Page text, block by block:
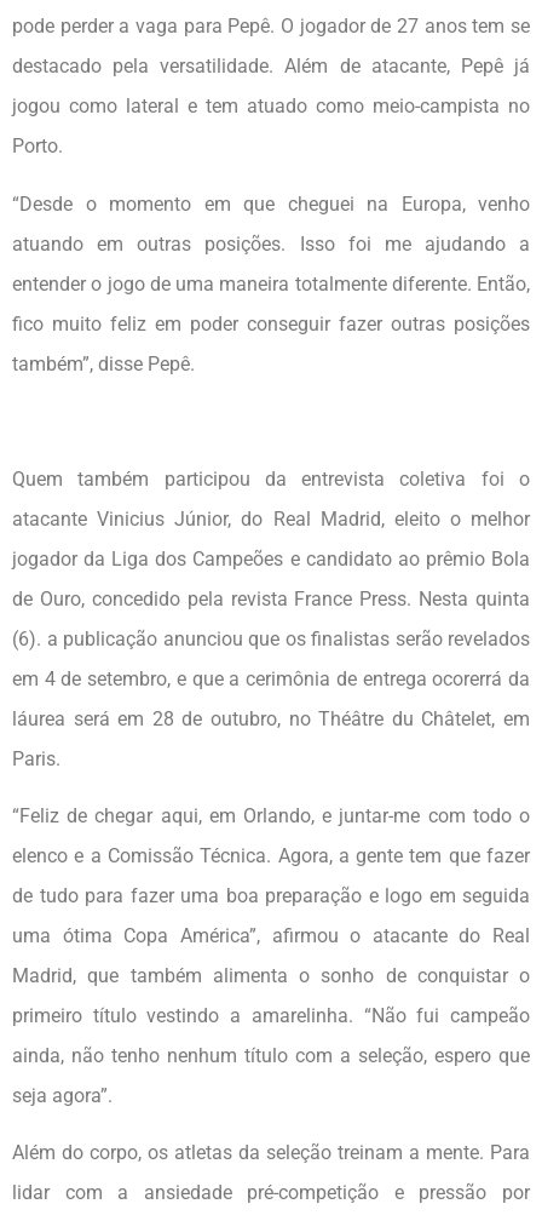
pode perder a vaga para Pepê. O jogador de 27 anos tem se
destacado pela versatilidade. Além de atacante, Pepê já
jogou como lateral e tem atuado como meio-campista no
Porto.
“Desde o momento em que cheguei na Europa, venho
atuando em outras posições. Isso foi me ajudando a
entender o jogo de uma maneira totalmente diferente. Então,
fico muito feliz em poder conseguir fazer outras posições
também”, disse Pepê.
Quem também participou da entrevista coletiva foi o
atacante Vinicius Júnior, do Real Madrid, eleito o melhor
jogador da Liga dos Campeões e candidato ao prêmio Bola
de Ouro, concedido pela revista France Press. Nesta quinta
(6). a publicação anunciou que os finalistas serão revelados
em 4 de setembro, e que a cerimônia de entrega ocorerrá da
láurea será em 28 de outubro, no Théâtre du Châtelet, em
Paris.
“Feliz de chegar aqui, em Orlando, e juntar-me com todo o
elenco e a Comissão Técnica. Agora, a gente tem que fazer
de tudo para fazer uma boa preparação e logo em seguida
uma ótima Copa América”, afirmou o atacante do Real
Madrid, que também alimenta o sonho de conquistar o
primeiro título vestindo a amarelinha. “Não fui campeão
ainda, não tenho nenhum título com a seleção, espero que
seja agora”.
Além do corpo, os atletas da seleção treinam a mente. Para
lidar com a ansiedade pré-competição e pressão por